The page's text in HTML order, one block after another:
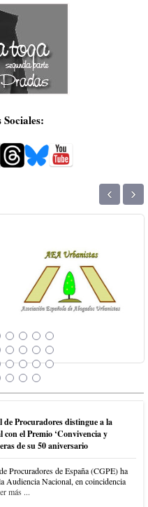
Sociales:
‹ ›
de Procuradores distingue a la
el Premio ‘Convivencia y
de su 50 aniversario
Procuradores de España (CGPE) ha
Audiencia Nacional, en coincidencia
más ...